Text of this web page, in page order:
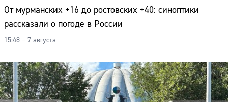
От мурманских +16 до ростовских +40: синоптики
рассказали о погоде в России
15:48 – 7 августа